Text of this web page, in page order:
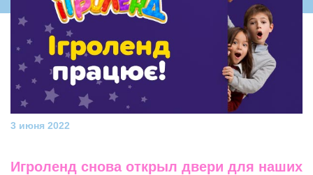
3 июня 2022
Игроленд снова открыл двери для наших